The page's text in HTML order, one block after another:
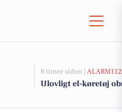
8 timer siden | ALARM112
Ulovligt el-køretøj